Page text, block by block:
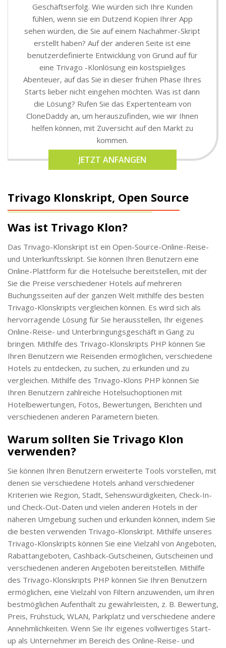
Geschäftserfolg. Wie würden sich Ihre Kunden
fühlen, wenn sie ein Dutzend Kopien Ihrer App
sehen würden, die Sie auf einem Nachahmer-Skript
erstellt haben? Auf der anderen Seite ist eine
benutzerdefinierte Entwicklung von Grund auf für
eine Trivago -Klonlösung ein kostspieliges
Abenteuer, auf das Sie in dieser frühen Phase Ihres
Starts lieber nicht eingehen möchten. Was ist dann
die Lösung? Rufen Sie das Expertenteam von
CloneDaddy an, um herauszufinden, wie wir Ihnen
helfen können, mit Zuversicht auf den Markt zu
kommen.
JETZT ANFANGEN
Trivago Klonskript, Open Source
Was ist Trivago Klon?
Das Trivago-Klonskript ist ein Open-Source-Online-Reise-
und Unterkunftsskript. Sie können Ihren Benutzern eine
Online-Plattform für die Hotelsuche bereitstellen, mit der
Sie die Preise verschiedener Hotels auf mehreren
Buchungsseiten auf der ganzen Welt mithilfe des besten
Trivago-Klonskripts vergleichen können. Es wird sich als
hervorragende Lösung für Sie herausstellen, Ihr eigenes
Online-Reise- und Unterbringungsgeschäft in Gang zu
bringen. Mithilfe des Trivago-Klonskripts PHP können Sie
Ihren Benutzern wie Reisenden ermöglichen, verschiedene
Hotels zu entdecken, zu suchen, zu erkunden und zu
vergleichen. Mithilfe des Trivago-Klons PHP können Sie
Ihren Benutzern zahlreiche Hotelsuchoptionen mit
Hotelbewertungen, Fotos, Bewertungen, Berichten und
verschiedenen anderen Parametern bieten.
Warum sollten Sie Trivago Klon
verwenden?
Sie können Ihren Benutzern erweiterte Tools vorstellen, mit
denen sie verschiedene Hotels anhand verschiedener
Kriterien wie Region, Stadt, Sehenswürdigkeiten, Check-In-
und Check-Out-Daten und vielen anderen Hotels in der
näheren Umgebung suchen und erkunden können, indem Sie
die besten verwenden Trivago-Klonskript. Mithilfe unseres
Trivago-Klonskripts können Sie eine Vielzahl von Angeboten,
Rabattangeboten, Cashback-Gutscheinen, Gutscheinen und
verschiedenen anderen Angeboten bereitstellen. Mithilfe
des Trivago-Klonskripts PHP können Sie Ihren Benutzern
ermöglichen, eine Vielzahl von Filtern anzuwenden, um ihren
bestmöglichen Aufenthalt zu gewährleisten, z. B. Bewertung,
Preis, Frühstück, WLAN, Parkplatz und verschiedene andere
Annehmlichkeiten. Wenn Sie Ihr eigenes vollwertiges Start-
up als Unternehmer im Bereich des Online-Reise- und